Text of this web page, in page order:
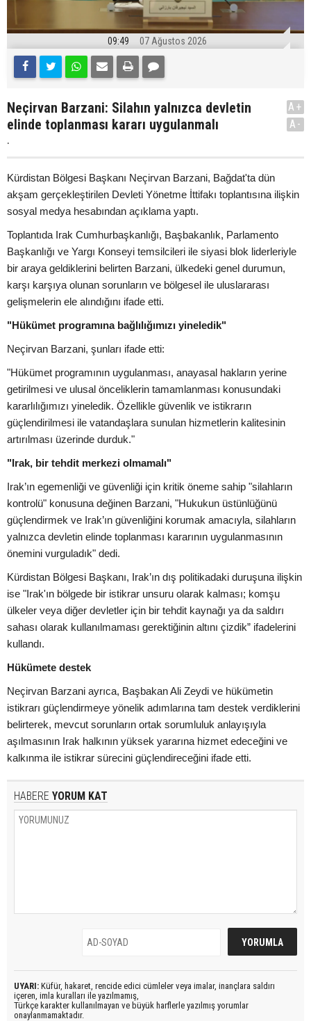
09:49 07 Ağustos 2026
Neçirvan Barzani: Silahın yalnızca devletin
elinde toplanması kararı uygulanmalı
.
A+
A-
Kürdistan Bölgesi Başkanı Neçirvan Barzani, Bağdat'ta dün
akşam gerçekleştirilen Devleti Yönetme İttifakı toplantısına ilişkin
sosyal medya hesabından açıklama yaptı.
Toplantıda Irak Cumhurbaşkanlığı, Başbakanlık, Parlamento
Başkanlığı ve Yargı Konseyi temsilcileri ile siyasi blok liderleriyle
bir araya geldiklerini belirten Barzani, ülkedeki genel durumun,
karşı karşıya olunan sorunların ve bölgesel ile uluslararası
gelişmelerin ele alındığını ifade etti.
"Hükümet programına bağlılığımızı yineledik"
Neçirvan Barzani, şunları ifade etti:
"Hükümet programının uygulanması, anayasal hakların yerine
getirilmesi ve ulusal önceliklerin tamamlanması konusundaki
kararlılığımızı yineledik. Özellikle güvenlik ve istikrarın
güçlendirilmesi ile vatandaşlara sunulan hizmetlerin kalitesinin
artırılması üzerinde durduk."
"Irak, bir tehdit merkezi olmamalı"
Irak’ın egemenliği ve güvenliği için kritik öneme sahip "silahların
kontrolü" konusuna değinen Barzani, "Hukukun üstünlüğünü
güçlendirmek ve Irak’ın güvenliğini korumak amacıyla, silahların
yalnızca devletin elinde toplanması kararının uygulanmasının
önemini vurguladık" dedi.
Kürdistan Bölgesi Başkanı, Irak’ın dış politikadaki duruşuna ilişkin
ise "Irak'ın bölgede bir istikrar unsuru olarak kalması; komşu
ülkeler veya diğer devletler için bir tehdit kaynağı ya da saldırı
sahası olarak kullanılmaması gerektiğinin altını çizdik” ifadelerini
kullandı.
Hükümete destek
Neçirvan Barzani ayrıca, Başbakan Ali Zeydi ve hükümetin
istikrarı güçlendirmeye yönelik adımlarına tam destek verdiklerini
belirterek, mevcut sorunların ortak sorumluluk anlayışıyla
aşılmasının Irak halkının yüksek yararına hizmet edeceğini ve
kalkınma ile istikrar sürecini güçlendireceğini ifade etti.
HABERE YORUM KAT
UYARI: Küfür, hakaret, rencide edici cümleler veya imalar, inançlara saldırı
içeren, imla kuralları ile yazılmamış,
Türkçe karakter kullanılmayan ve büyük harflerle yazılmış yorumlar
onaylanmamaktadır.